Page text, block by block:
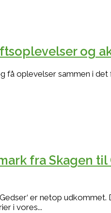
og
oplevelser sammen i
fra Skagen til
er netop
i vores...